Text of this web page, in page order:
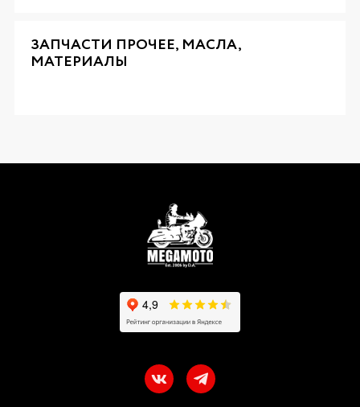
ЗАПЧАСТИ ПРОЧЕЕ, МАСЛА,
МАТЕРИАЛЫ